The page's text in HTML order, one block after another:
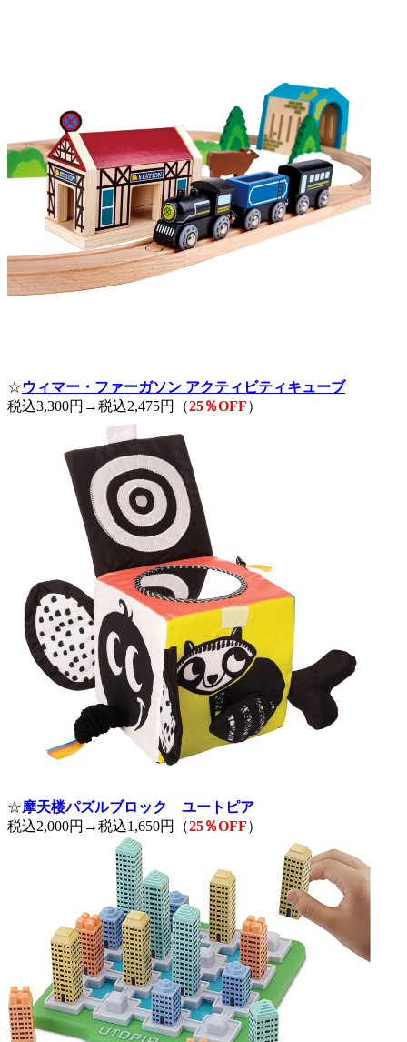
☆ウィマー・ファーガソン アクティビティキューブ
税込3,300円→税込2,475円（25％OFF）
☆摩天楼パズルブロック ユートピア
税込2,000円→税込1,650円（25％OFF）